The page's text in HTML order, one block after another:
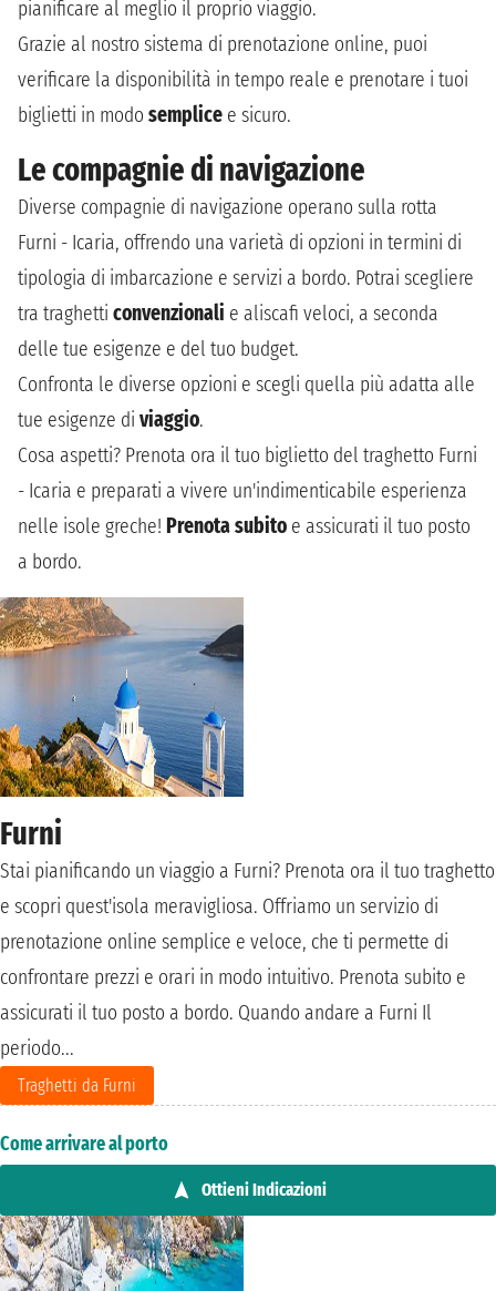
pianificare al meglio il proprio viaggio.
Grazie al nostro sistema di prenotazione online, puoi
verificare la disponibilità in tempo reale e prenotare i tuoi
biglietti in modo semplice e sicuro.
Le compagnie di navigazione
Diverse compagnie di navigazione operano sulla rotta
Furni - Icaria, offrendo una varietà di opzioni in termini di
tipologia di imbarcazione e servizi a bordo. Potrai scegliere
tra traghetti convenzionali e aliscafi veloci, a seconda
delle tue esigenze e del tuo budget.
Confronta le diverse opzioni e scegli quella più adatta alle
tue esigenze di viaggio.
Cosa aspetti? Prenota ora il tuo biglietto del traghetto Furni
- Icaria e preparati a vivere un'indimenticabile esperienza
nelle isole greche! Prenota subito e assicurati il tuo posto
a bordo.
Furni
Stai pianificando un viaggio a Furni? Prenota ora il tuo traghetto
e scopri quest'isola meravigliosa. Offriamo un servizio di
prenotazione online semplice e veloce, che ti permette di
confrontare prezzi e orari in modo intuitivo. Prenota subito e
assicurati il tuo posto a bordo. Quando andare a Furni Il
periodo...
Traghetti da Furni
Come arrivare al porto
Ottieni Indicazioni